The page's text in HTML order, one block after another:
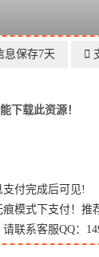
息保存7天
下载此资源！
付完成后可见!
模式下支付！推
联系客服QQ：